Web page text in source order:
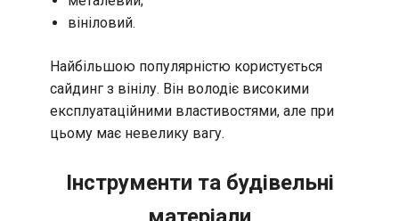
вініловий.
Найбільшою популярністю користується
сайдинг з вінілу. Він володіє високими
експлуатаційними властивостями, але при
цьому має невелику вагу.
Інструменти та будівельні